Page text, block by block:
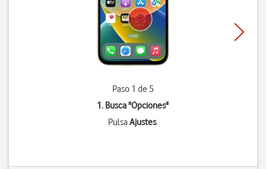
Paso 1 de 5
1. Busca "Opciones"
PulsaAjustes.